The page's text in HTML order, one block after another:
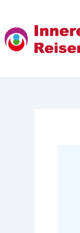
springen